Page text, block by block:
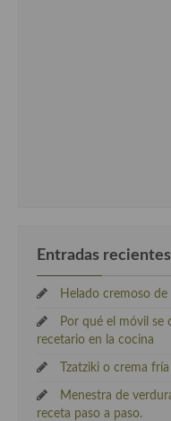
Entradas recientes
Helado cremoso
Por qué el móvil se
recetario en la cocina
Tzatziki o crema
Menestra de
receta paso a paso.